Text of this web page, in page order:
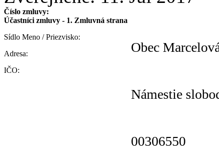
Číslo zmluvy:
Účastníci zmluvy - 1. Zmluvná strana
Sídlo Meno / Priezvisko:
Adresa:
IČO:
Obec
Námestie
00306550